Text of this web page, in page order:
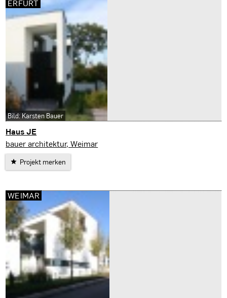
Haus JE
Erfurt
bauer architektur, Weimar
Projekt merken
ERFURT
Bild: Karsten Bauer
WEIMAR